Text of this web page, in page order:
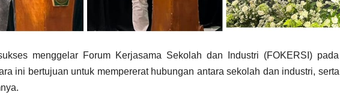
menggelar Forum Kerjasama Sekolah dan Industri (FOKERSI) pada
ini bertujuan untuk mempererat hubungan antara sekolah dan industri, serta